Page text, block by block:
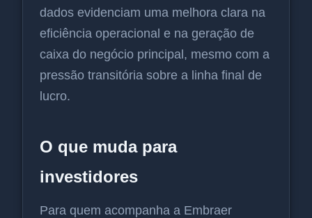
dados evidenciam uma melhora clara na
eficiência operacional e na geração de
caixa do negócio principal, mesmo com a
pressão transitória sobre a linha final de
lucro.
O que muda para
investidores
Para quem acompanha a Embraer